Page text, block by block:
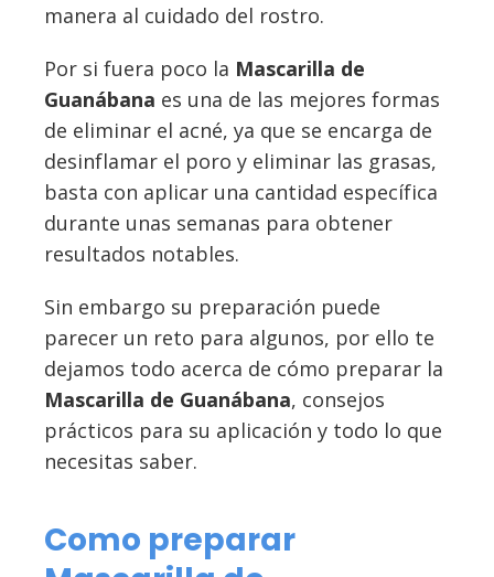
manera al cuidado del rostro.
Por si fuera poco la Mascarilla de
Guanábana es una de las mejores formas
de eliminar el acné, ya que se encarga de
desinflamar el poro y eliminar las grasas,
basta con aplicar una cantidad específica
durante unas semanas para obtener
resultados notables.
Sin embargo su preparación puede
parecer un reto para algunos, por ello te
dejamos todo acerca de cómo preparar la
Mascarilla de Guanábana, consejos
prácticos para su aplicación y todo lo que
necesitas saber.
Como preparar